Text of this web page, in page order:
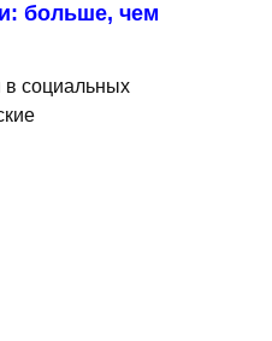
больше, чем
в социальных